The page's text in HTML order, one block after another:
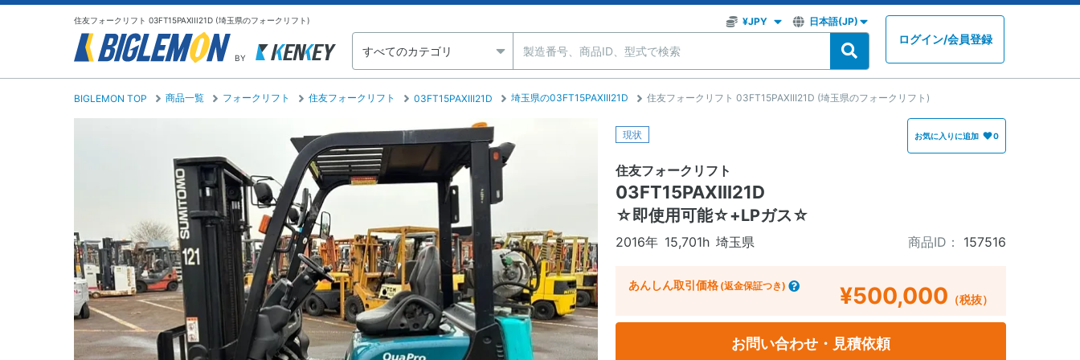
住友フォークリフト 03FT15PAXIII21D (埼玉県のフォークリフト)
BY
ログイン/会員登録
BIGLEMON TOP 商品一覧 フォークリフト 住友フォークリフト 03FT15PAXIII21D 埼玉県の03FT15PAXIII21D 住友フォークリフト 03FT15PAXIII21D (埼玉県のフォークリフト)
現状 お気に入りに追加 0
住友フォークリフト
03FT15PAXIII21D
☆即使用可能☆+LPガス☆
2016年 15,701h 埼玉県 商品ID： 157516
あんしん取引価格 (返金保証つき) ¥500,000 （税抜）
お問い合わせ・見積依頼